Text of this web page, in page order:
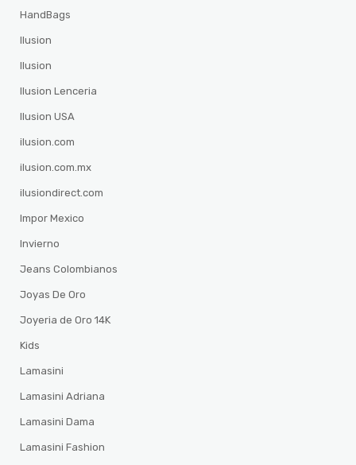
HandBags
Ilusion
Ilusion
Ilusion Lenceria
Ilusion USA
ilusion.com
ilusion.com.mx
ilusiondirect.com
Impor Mexico
Invierno
Jeans Colombianos
Joyas De Oro
Joyeria de Oro 14K
Kids
Lamasini
Lamasini Adriana
Lamasini Dama
Lamasini Fashion